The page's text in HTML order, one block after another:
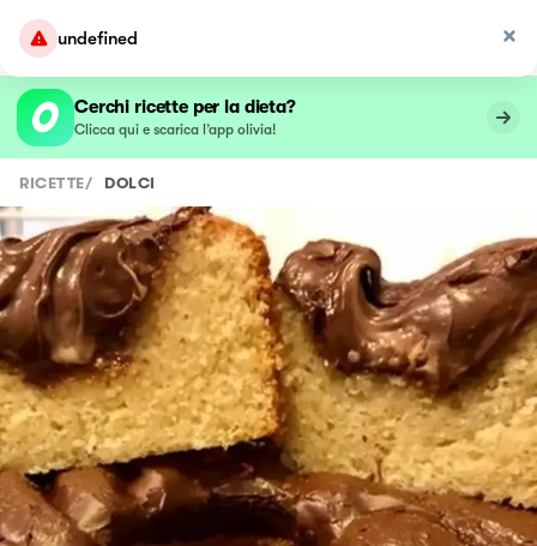
undefined
Cerchi ricette per la dieta?
Clicca qui e scarica l’app olivia!
RICETTE/ DOLCI